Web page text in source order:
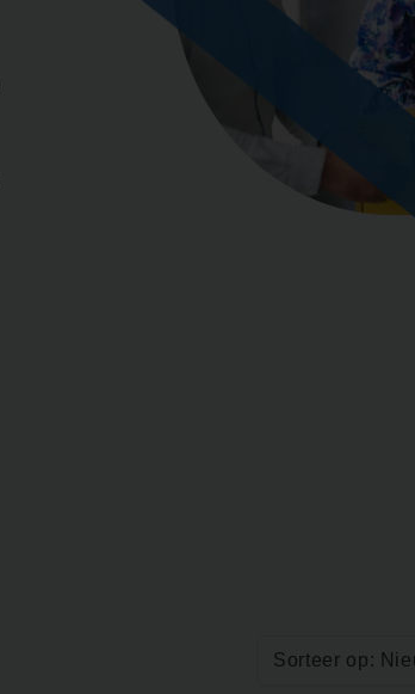
Sorteer op: